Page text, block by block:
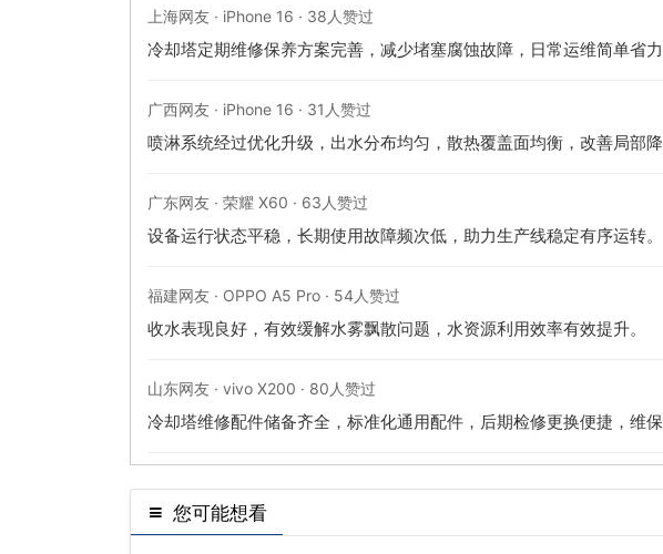
上海网友 · iPhone 16 · 38人赞过
冷却塔定期维修保养方案完善，减少堵塞腐蚀故障，日常运维简单省力
广西网友 · iPhone 16 · 31人赞过
喷淋系统经过优化升级，出水分布均匀，散热覆盖面均衡，改善局部降
广东网友 · 荣耀 X60 · 63人赞过
设备运行状态平稳，长期使用故障频次低，助力生产线稳定有序运转。
福建网友 · OPPO A5 Pro · 54人赞过
收水表现良好，有效缓解水雾飘散问题，水资源利用效率有效提升。
山东网友 · vivo X200 · 80人赞过
冷却塔维修配件储备齐全，标准化通用配件，后期检修更换便捷，维保
您可能想看